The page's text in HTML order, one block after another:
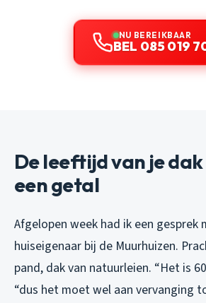
NU BEREIKBAAR
BEL 085 019
De leeftijd van je
een getal
Afgelopen week had ik een gesprek
huiseigenaar bij de Muurhuizen.
pand, dak van natuurleien. “Het is
“dus het moet wel aan vervanging